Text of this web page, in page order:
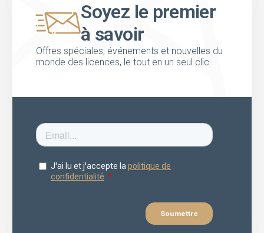
Soyez le premier
à savoir
Offres spéciales, événements et nouvelles du
monde des licences, le tout en un seul clic.